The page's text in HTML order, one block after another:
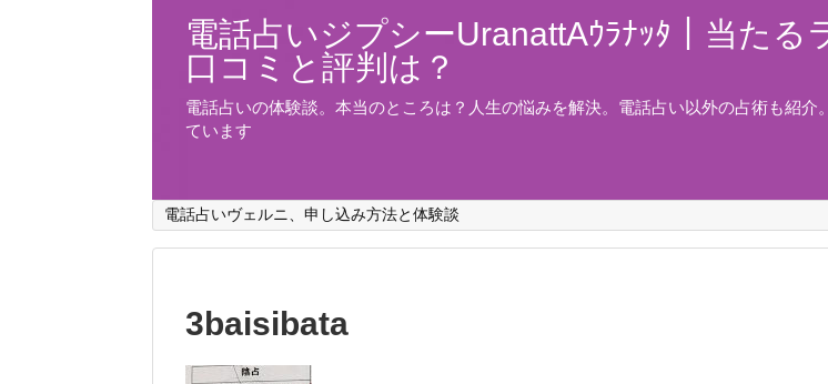
電話占いジプシーUranattAｳﾗﾅｯﾀ｜当た
口コミと評判は？
電話占いの体験談。本当のところは？人生の悩みを解決。電話占い以外の占術も紹
ています
電話占いヴェルニ、申し込み方法と体験談
3baisibata